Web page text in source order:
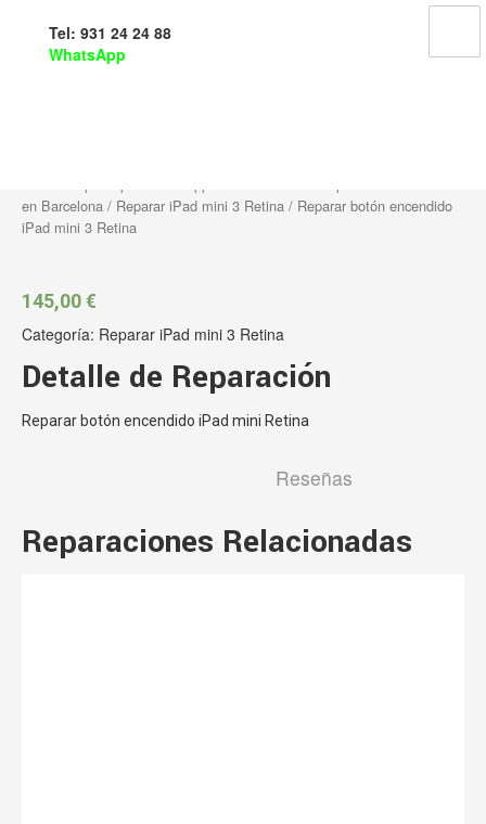
Tel: 931 24 24 88
WhatsApp
Reparar botón encendido iPad
en Barcelona / Reparar iPad mini 3 Retina / Reparar botón encendido
iPad mini 3 Retina
145,00€
Categoría: Reparar iPad mini 3 Retina
Detalle de Reparación
Reparar botón encendido iPad mini Retina
Reseñas
Reparaciones Relacionadas